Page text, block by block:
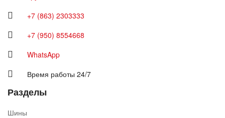
+7 (863) 2303333
+7 (950) 8554668
WhatsApp
Время работы 24/7
Разделы
Шины